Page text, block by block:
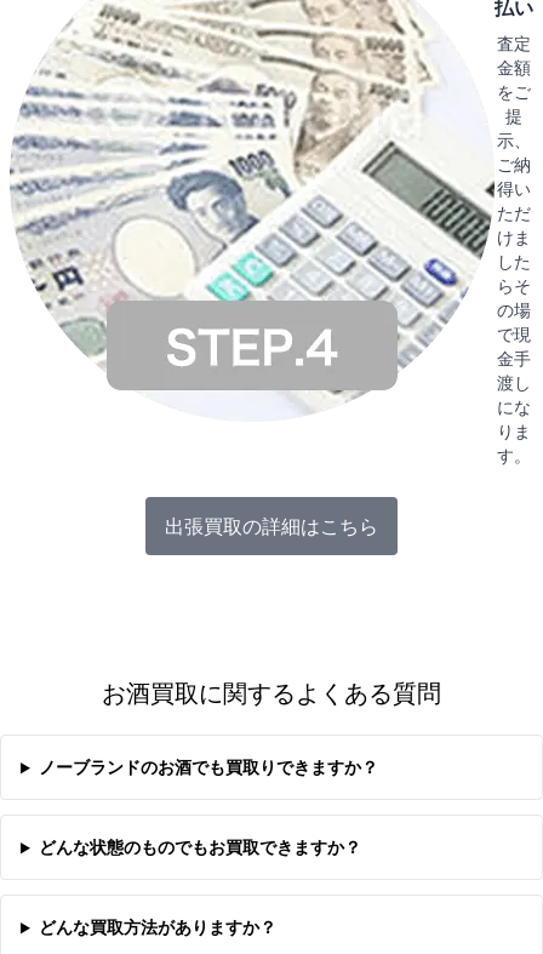
払い
査定
金額
をご
提
示、
ご納
得い
ただ
けま
した
らそ
の場
で現
金手
渡し
にな
りま
す。
出張買取の詳細はこちら
お酒買取に関するよくある質問
ノーブランドのお酒でも買取りできますか？
どんな状態のものでもお買取できますか？
どんな買取方法がありますか？